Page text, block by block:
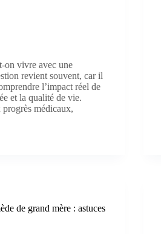
on vivre avec une
revient souvent, car il
l’impact réel de
et la qualité de vie.
médicaux,
de grand mère : astuces